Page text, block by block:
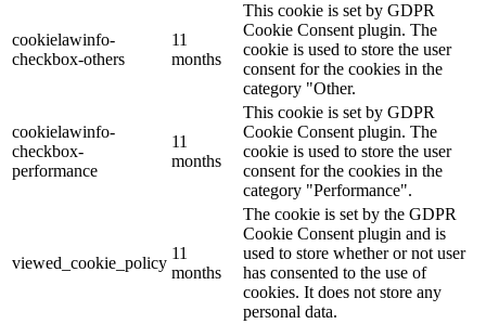
cookielawinfo-
checkbox-others
11
months
This cookie is set by GDPR
Cookie Consent plugin. The
cookie is used to store the user
consent for the cookies in the
category "Other.
cookielawinfo-
checkbox-
performance
11
months
This cookie is set by GDPR
Cookie Consent plugin. The
cookie is used to store the user
consent for the cookies in the
category "Performance".
viewed_cookie_policy
11
months
The cookie is set by the GDPR
Cookie Consent plugin and is
used to store whether or not user
has consented to the use of
cookies. It does not store any
personal data.